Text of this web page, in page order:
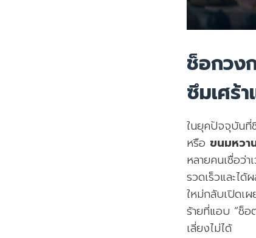
ช็อกวง
ซึมเศร้
ในยุคปัจจุบันที่
หรือ ขนมหวา
หลายคนเชื่อว่
รวดเร็วและไ
ใหม่กลับเปิดเ
ร้ายที่แอบ “ช็อ
เลี่ยงไม่ได้